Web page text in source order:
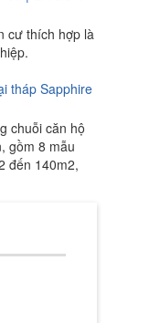
cư thích hợp là
tháp Sapphire
chuỗi căn hộ
gồm 8 mẫu
đến 140m2,